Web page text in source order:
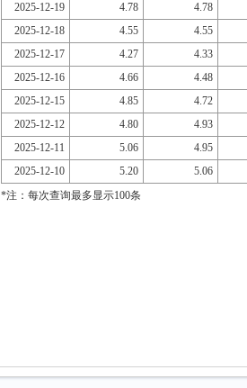
2025-12-19 4.78
4.78
2025-12-18
4.55
4.55
2025-12-17
4.27
4.33
2025-12-16
4.66
4.48
2025-12-15
4.85
4.72
2025-12-12
4.80
4.93
2025-12-11
5.06
4.95
2025-12-10
5.20
5.06
*注：每次查询最多显示100条